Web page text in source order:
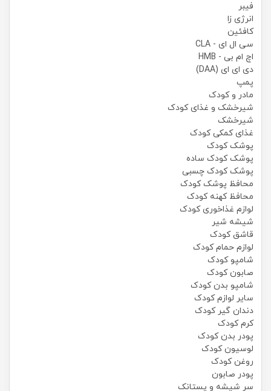
فیبر
انرژی زا
کافئین
سی ال ای - CLA
اچ ام بی - HMB
دی ای ای (DAA)
پمپ
مادر و کودک
شیرخشک و غذای کودک
شیرخشک
غذای کمکی کودک
پوشک کودک
پوشک کودک ساده
پوشک کودک چسبی
محافظ پوشک کودک
محافظ کهنه کودک
لوازم غذاخوری کودک
شیشه شیر
قاشق کودک
لوازم حمام کودک
شامپو کودک
صابون کودک
شامپو بدن کودک
سایر لوازم کودک
دندان گیر کودک
کرم کودک
پودر بدن کودک
لوسیون کودک
روغن کودک
پودر صابون
سر شیشه و پستانک